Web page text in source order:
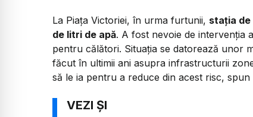
La Piața Victoriei, în urma furtunii, stația
de litri de apă. A fost nevoie de intervenția
pentru călători. Situația se datorează unor
făcut în ultimii ani asupra infrastructurii
să le ia pentru a reduce din acest risc, spun